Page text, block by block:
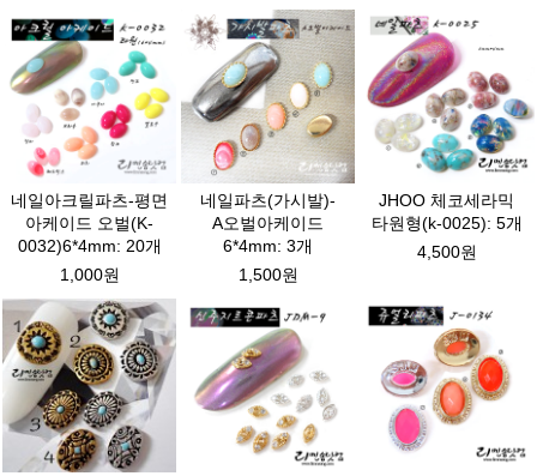
네일아크릴파츠-평면
아케이드 오벌(K-
0032)6*4mm: 20개
1,000원
네일파츠(가시발)-
A오벌아케이드
6*4mm: 3개
1,500원
JHOO 체코세라믹
타원형(k-0025): 5개
4,500원